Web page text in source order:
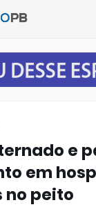
e
em
no peito